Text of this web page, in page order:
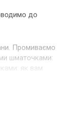
до
Промиваємо
шматочками:
як вам
в два прийоми.